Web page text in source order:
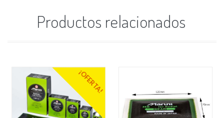
Productos relacionados
¡OFERTA!